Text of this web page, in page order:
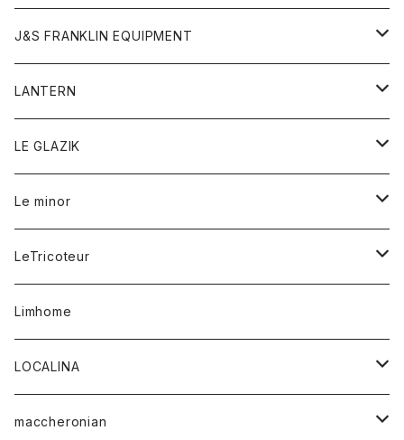
フリース
マフラー
リング
靴
バンダナ
カーディガン
ジャケット
タンクトップ
Tシャツ
ボトム
オーバーオール
ショートパンツ
レディース
アウター
カーディガン
ストール
カットソー
シャツ
ボトム
オーバーオール
ショートパンツ
レディース
オーバーオール
シャツ
ワンピース
ワンピース
トレーナー
トップス
Gジャケット
スウェット
帽子
帽子
ボトム
J&S FRANKLIN EQUIPMENT
アウター
LANTERN
アウター
Tシャツ
LE GLAZIK
レディース
コート
シャツ
Le minor
ボトム
スカート
パンツ
レディース
アウター
カットソー
トップス
シャツ
LeTricoteur
カーディガン
Limhome
LOCALINA
ロングスリーブテーシャツ
maccheronian